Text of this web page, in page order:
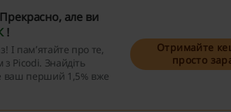
але ви
!
І пам’ятайте про те,
Picodi. Знайдіть
ваш перший 1,5% вже
Отримайте
просто